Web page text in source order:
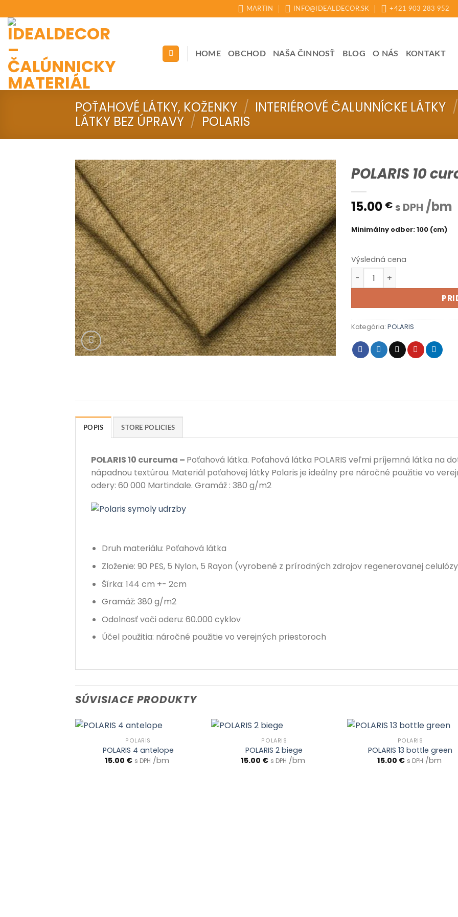
to
content
MARTIN INFO@IDEALDECOR.SK +421 903 283 952
HOME OBCHOD NAŠA ČINNOSŤ BLOG O NÁS KONTAKT
POŤAHOVÉ LÁTKY, KOŽENKY / INTERIÉROVÉ ČALUNNÍCKE LÁTKY /
LÁTKY BEZ ÚPRAVY / POLARIS
POLARIS 10
15.00 € s DPH /bm
Minimálny odber: 100 (cm)
Výsledná cena
množstvo POLARIS 10
Kategória: POLARIS
POPIS STORE POLICIES
POLARIS 10 curcuma – Poťahová látka. Poťahová látka POLARIS veľmi príjemná látka na
nápadnou textúrou. Materiál poťahovej látky Polaris je ideálny pre náročné použitie vo
odery: 60 000 Martindale. Gramáž : 380 g/m2
Druh materiálu: Poťahová látka
Zloženie: 90 PES, 5 Nylon, 5 Rayon (vyrobené z prírodných zdrojov regenerovanej
Šírka: 144 cm +- 2cm
Gramáž: 380 g/m2
Odolnosť voči oderu: 60.000 cyklov
Účel použitia: náročné použitie vo verejných priestoroch
SÚVISIACE PRODUKTY
POLARIS
POLARIS 4 antelope
15.00 € s DPH /bm
POLARIS
POLARIS 2 biege
15.00 € s DPH /bm
POLARIS
POLARIS 13 bottle green
15.00 € s DPH /bm